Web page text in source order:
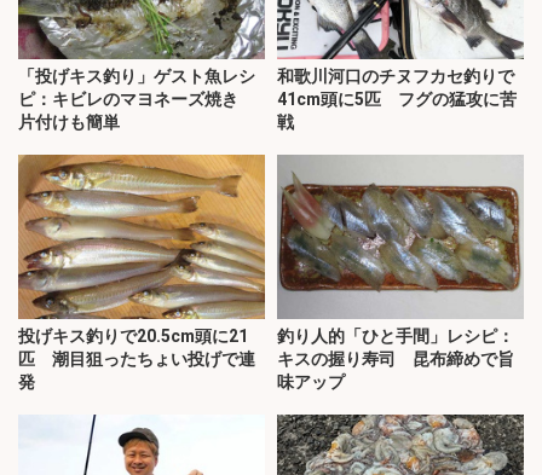
「投げキス釣り」ゲスト魚レシ
ピ：キビレのマヨネーズ焼き
片付けも簡単
和歌川河口のチヌフカセ釣りで
41cm頭に5匹 フグの猛攻に苦
戦
投げキス釣りで20.5cm頭に21
匹 潮目狙ったちょい投げで連
発
釣り人的「ひと手間」レシピ：
キスの握り寿司 昆布締めで旨
味アップ